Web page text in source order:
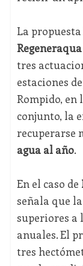
La
Regeneraqua
tres
estaciones
Rompido, en
conjunto, la
recuperarse
agua al año.
En el caso de
señala que
superiores a
anuales. El
tres